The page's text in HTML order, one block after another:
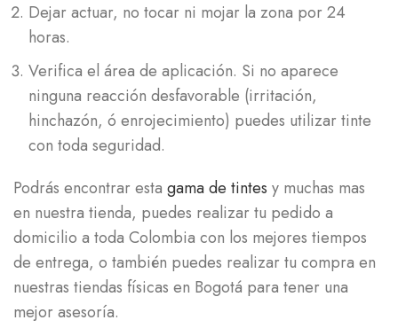
Dejar actuar, no tocar ni mojar la zona por 24
horas.
Verifica el área de aplicación. Si no aparece
ninguna reacción desfavorable (irritación,
hinchazón, ó enrojecimiento) puedes utilizar tinte
con toda seguridad.
Podrás encontrar esta gama de tintes y muchas mas
en nuestra tienda, puedes realizar tu pedido a
domicilio a toda Colombia con los mejores tiempos
de entrega, o también puedes realizar tu compra en
nuestras tiendas físicas en Bogotá para tener una
mejor asesoría.